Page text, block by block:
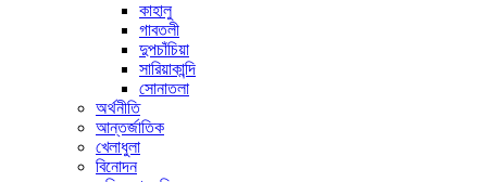
কাহালু
গাবতলী
দুপচাঁচিয়া
সারিয়াকান্দি
সোনাতলা
অর্থনীতি
আন্তর্জাতিক
খেলাধুলা
বিনোদন